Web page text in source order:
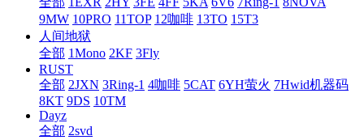
9MW 10PRO 11TOP 12咖啡 13TO 15T3
人间地狱
全部 1Mono 2KF 3Fly
RUST
全部 2JXN 3Ring-1 4咖啡 5CAT 6YH萤火 7Hwid机器码
8KT 9DS 10TM
Dayz
全部 2svd